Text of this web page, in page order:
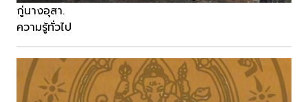
กู่นางอุสา.
ความรู้ทั่วไป